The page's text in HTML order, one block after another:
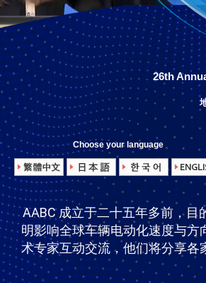
26th
Choose your language
AABC 成立于二十五年多前，
明影响全球车辆电动化速度与
术专家互动交流，他们将分享